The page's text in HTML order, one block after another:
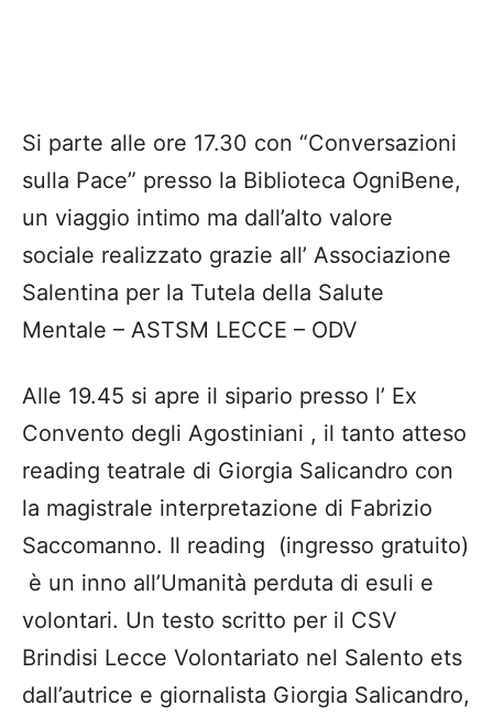
Si parte alle ore 17.30 con “Conversazioni
sulla Pace” presso la Biblioteca OgniBene,
un viaggio intimo ma dall’alto valore
sociale realizzato grazie all’ Associazione
Salentina per la Tutela della Salute
Mentale – ASTSM LECCE – ODV
Alle 19.45 si apre il sipario presso l’ Ex
Convento degli Agostiniani , il tanto atteso
reading teatrale di Giorgia Salicandro con
la magistrale interpretazione di Fabrizio
Saccomanno. Il reading (ingresso gratuito)
è un inno all’Umanità perduta di esuli e
volontari. Un testo scritto per il CSV
Brindisi Lecce Volontariato nel Salento ets
dall’autrice e giornalista Giorgia Salicandro,